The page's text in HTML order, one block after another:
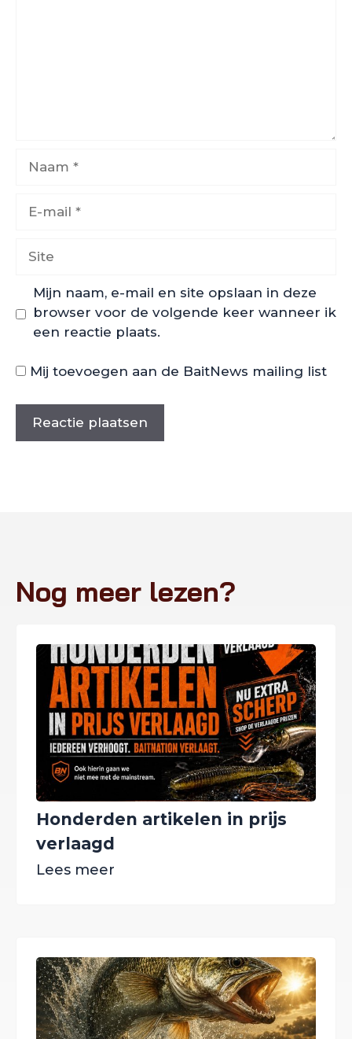
mail
Mijn naam, e-mail en site opslaan in deze
browser voor de volgende keer wanneer ik
een reactie plaats.
Mij toevoegen aan de BaitNews mailing list
Nog meer lezen?
Honderden artikelen in prijs
verlaagd
Lees meer